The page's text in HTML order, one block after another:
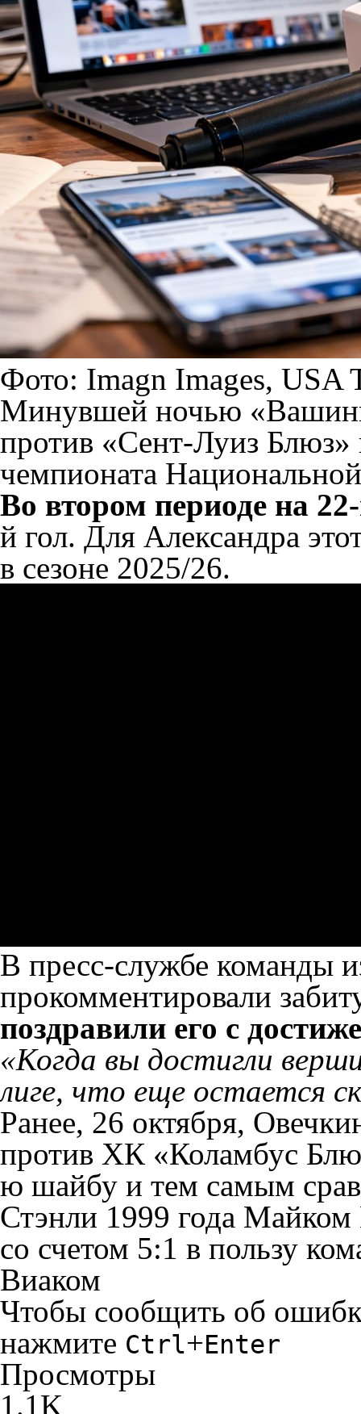
Фото: Imagn Images, USA
Минувшей ночью
против «Сент-Луиз Блюз»
чемпионата
Во втором периоде на
й гол. Для Александра
в сезоне 2025/26.
В пресс-службе команды
прокомментировали
поздравили его с
«Когда вы достигли
лиге, что еще остается
Ранее, 26 октября,
против ХК «Коламбус
ю шайбу и тем самым
Стэнли 1999 года
со счетом 5:1 в пользу
Виаком
Чтобы сообщить об
нажмите Ctrl+Enter
Просмотры
1.1K